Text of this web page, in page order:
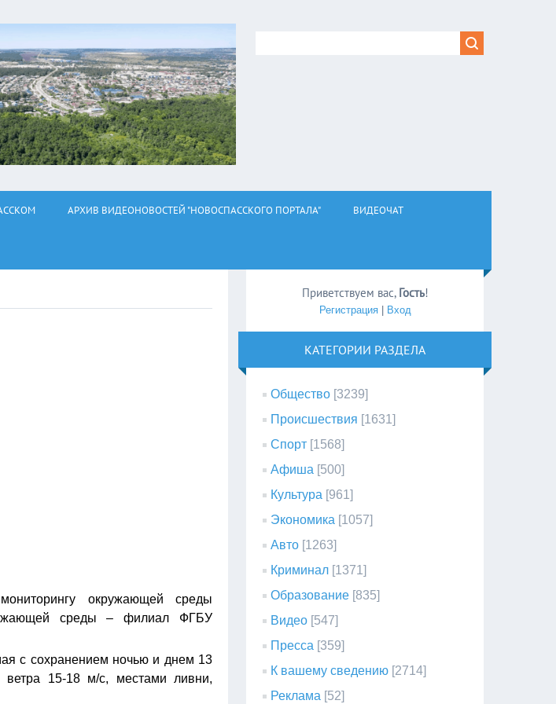
АРХИВ ВИДЕОНОВОСТЕЙ "НОВОСПАССКОГО ПОРТАЛА" ВИДЕОЧАТ
окружающей среды
среды – филиал ФГБУ
с сохранением ночью и днем 13
ветра 15-18 м/с, местами ливни,
Приветствуем вас, Гость!
Регистрация| Вход
КАТЕГОРИИ РАЗДЕЛА
Общество [3239]
Происшествия [1631]
Спорт [1568]
Афиша [500]
Культура [961]
Экономика [1057]
Авто [1263]
Криминал [1371]
Образование [835]
Видео [547]
Пресса [359]
К вашему сведению [2714]
Реклама [52]